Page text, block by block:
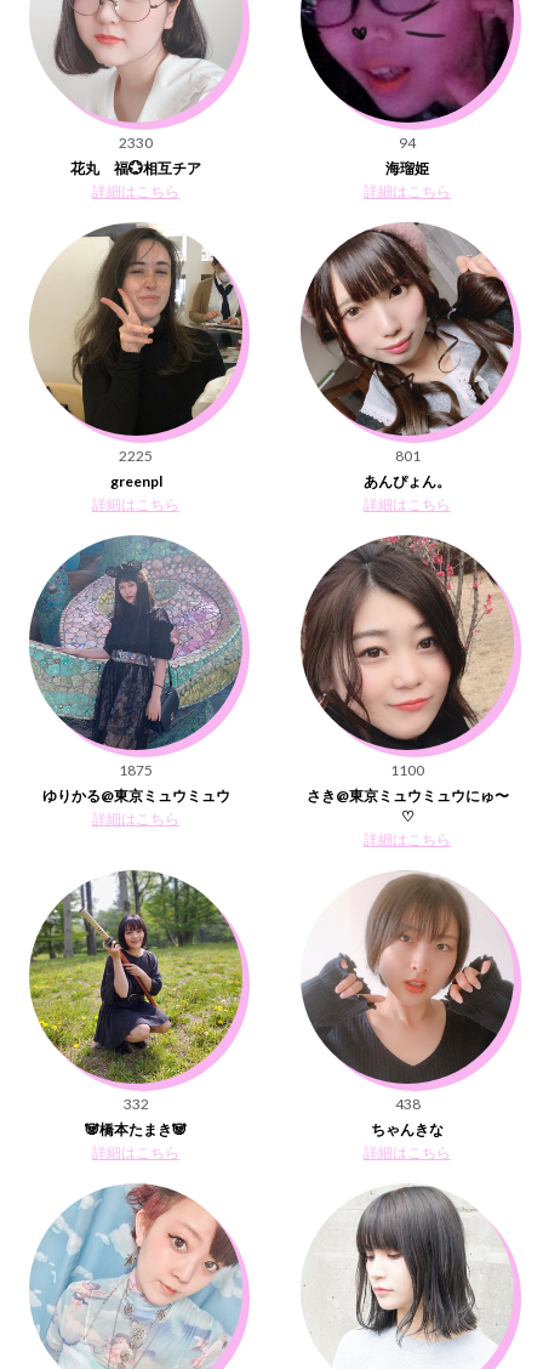
2330
花丸 福💮相互チア
詳細はこちら
94
海瑠姫
詳細はこちら
2225
greenpl
詳細はこちら
801
あんぴょん。
詳細はこちら
1875
ゆりかる@東京ミュウミュウ
詳細はこちら
1100
さき@東京ミュウミュウにゅ〜
♡
詳細はこちら
332
🐼橋本たまき🐼
詳細はこちら
438
ちゃんきな
詳細はこちら